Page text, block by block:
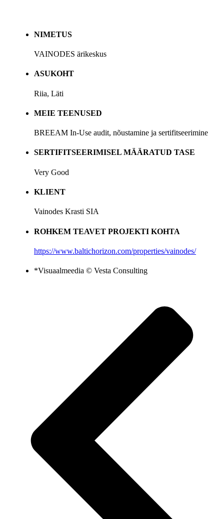
NIMETUS
VAINODES ärikeskus
ASUKOHT
Riia, Läti
MEIE TEENUSED
BREEAM In-Use audit, nõustamine ja sertifitseerimine
SERTIFITSEERIMISEL MÄÄRATUD TASE
Very Good
KLIENT
Vainodes Krasti SIA
ROHKEM TEAVET PROJEKTI KOHTA
https://www.baltichorizon.com/properties/vainodes/
*Visuaalmeedia © Vesta Consulting